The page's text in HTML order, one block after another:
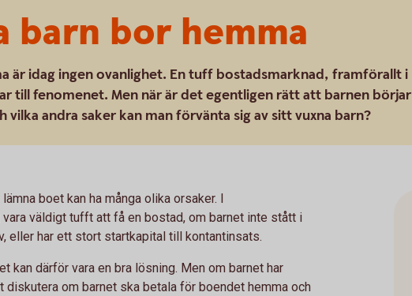
barn bor hemma
är idag ingen ovanlighet. En tuff bostadsmarknad, framförallt i
till fenomenet. Men när är det egentligen rätt att barnen börjar
vilka andra saker kan man förvänta sig av sitt vuxna barn?
boet kan ha många olika orsaker. I
väldigt tufft att få en bostad, om barnet inte stått i
eller har ett stort startkapital till kontantinsats.
kan därför vara en bra lösning. Men om barnet har
diskutera om barnet ska betala för boendet hemma och